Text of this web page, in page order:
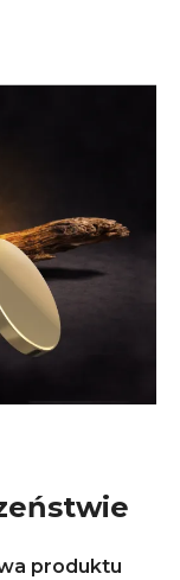
produktu